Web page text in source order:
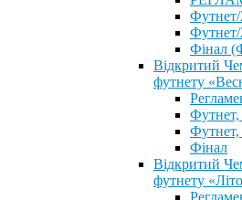
Фінал
Відкритий
футнету
Фінал
Відкритий
футнету